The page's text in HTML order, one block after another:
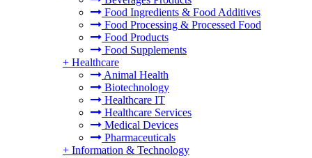
Food Ingredients & Food Additives
Food Processing & Processed Food
Food Products
Food Supplements
+ Healthcare
Animal Health
Biotechnology
Healthcare IT
Healthcare Services
Medical Devices
Pharmaceuticals
+ Information & Technology